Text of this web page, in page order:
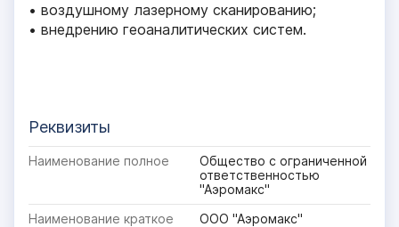
• воздушному лазерному сканированию;
• внедрению геоаналитических систем.
Реквизиты
Наименование полное
Общество с ограниченной
ответственностью
"Аэромакс"
Наименование краткое
ООО "Аэромакс"